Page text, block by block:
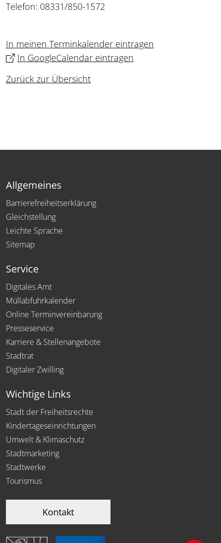
Telefon: 08331/850-1572
In meinen Terminkalender eintragen
In GoogleCalendar eintragen
Zurück zur Übersicht
Allgemeines
Barrierefreiheitserklärung
Gleichstellung
Leichte Sprache
Sitemap
Service
Digitales Amt
Müllabfuhrkalender
Online Terminvereinbarung
Presseservice
Karriere & Stellenangebote
Stadtrat
Digitaler Zwilling
Wichtige Links
Stadt der Freiheitsrechte
Kindertageseinrichtungen
Umwelt & Klimaschutz
Stadtmarketing
Stadtwerke
Tourismus
Kontakt